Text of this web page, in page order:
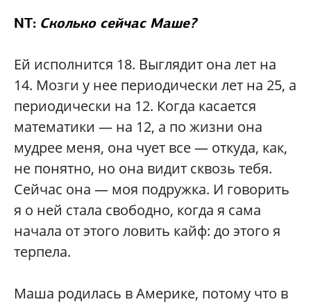
NT: Сколько сейчас Маше?
Ей исполнится 18. Выглядит она лет на
14. Мозги у нее периодически лет на 25, а
периодически на 12. Когда касается
математики — на 12, а по жизни она
мудрее меня, она чует все — откуда, как,
не понятно, но она видит сквозь тебя.
Сейчас она — моя подружка. И говорить
я о ней стала свободно, когда я сама
начала от этого ловить кайф: до этого я
терпела.
Маша родилась в Америке, потому что в